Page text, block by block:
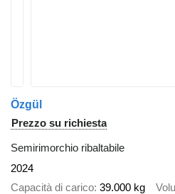
Özgül
Prezzo su richiesta
Semirimorchio ribaltabile
2024
Capacità di carico 39.000 kg